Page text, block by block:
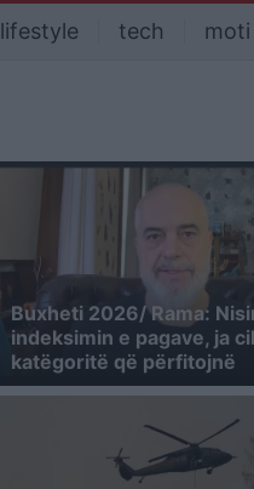
lifestyle tech moti
Buxheti 2026/ Rama:
indeksimin e pagave, ja
katëgoritë që përfitojnë